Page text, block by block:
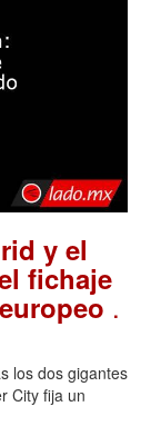
y el
fichaje
.
los dos gigantes
City fija un